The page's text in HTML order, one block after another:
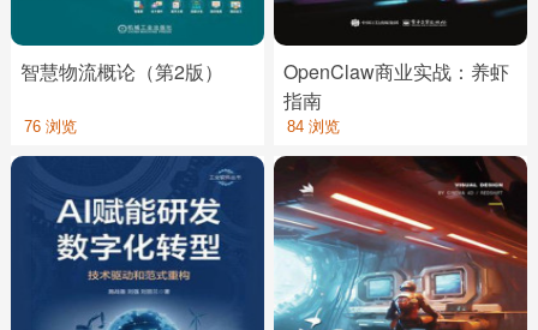
智慧物流概论（第2版）
76 浏览
OpenClaw商业实战：养虾
指南
84 浏览